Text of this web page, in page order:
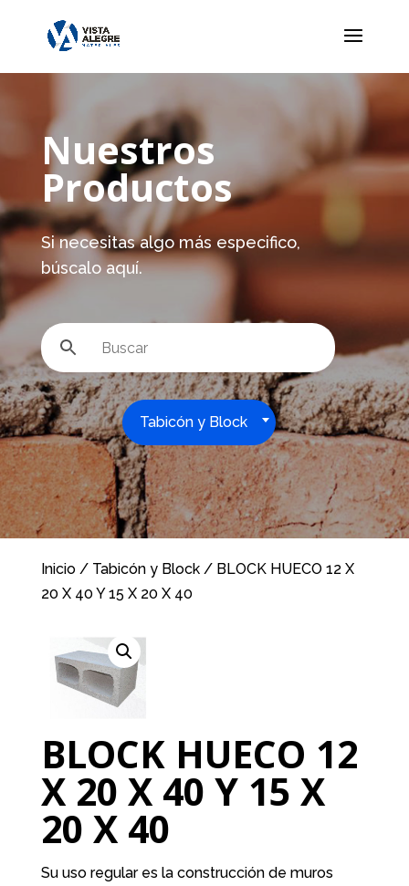
Nuestros
Productos
Si necesitas algo más especifico,
búscalo aquí.
Tabicón y Block
Inicio/ Tabicón y Block/ BLOCK HUECO 12 X
20 X 40 Y 15 X 20 X 40
BLOCK HUECO 12
X 20 X 40 Y 15 X
20 X 40
Su uso regular es la construcción de muros